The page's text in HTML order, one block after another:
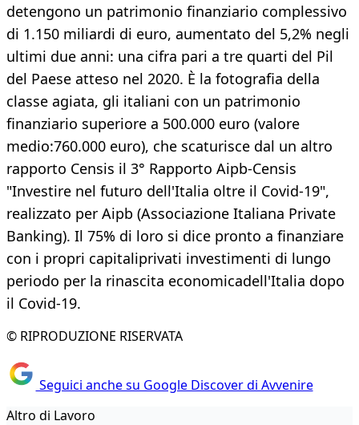
detengono un patrimonio finanziario complessivo
di 1.150 miliardi di euro, aumentato del 5,2% negli
ultimi due anni: una cifra pari a tre quarti del Pil
del Paese atteso nel 2020. È la fotografia della
classe agiata, gli italiani con un patrimonio
finanziario superiore a 500.000 euro (valore
medio:760.000 euro), che scaturisce dal un altro
rapporto Censis il 3° Rapporto Aipb-Censis
"Investire nel futuro dell'Italia oltre il Covid-19",
realizzato per Aipb (Associazione Italiana Private
Banking). Il 75% di loro si dice pronto a finanziare
con i propri capitaliprivati investimenti di lungo
periodo per la rinascita economicadell'Italia dopo
il Covid-19.
© RIPRODUZIONE RISERVATA
Seguici anche su Google Discover di Avvenire
Altro di Lavoro